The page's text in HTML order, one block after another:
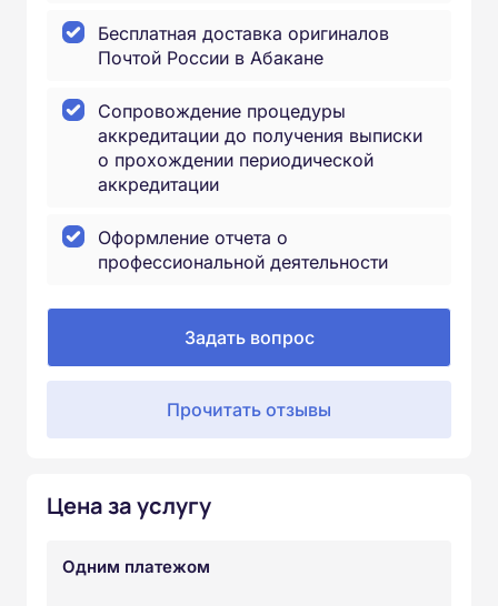
Бесплатная доставка оригиналов
Почтой России в Абакане
Сопровождение процедуры
аккредитации до получения выписки
о прохождении периодической
аккредитации
Оформление отчета о
профессиональной деятельности
Задать вопрос
Прочитать отзывы
Цена за услугу
Одним платежом